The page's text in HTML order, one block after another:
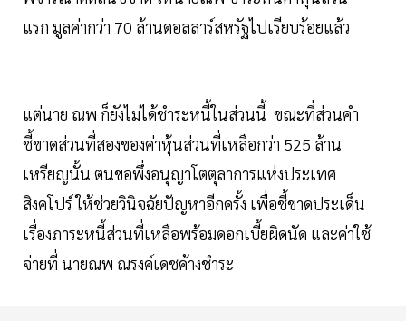
แรก มูลค่ากว่า 70 ล้านดอลลาร์สหรัฐไปเรียบร้อยแล้ว
แต่นาย ณพ ก็ยังไม่ได้ชำระหนี้ในส่วนนี้ ขณะที่ส่วนคำ
ชี้ขาดส่วนที่สองของค่าหุ้นส่วนที่เหลือกว่า 525 ล้าน
เหรียญนั้น ตนขอพึ่งอนุญาโตตุลาการแห่งประเทศ
สิงคโปร์ ให้ช่วยวินิจฉัยปัญหาอีกครั้ง เพื่อชี้ขาดประเด็น
เรื่องภาระหนี้ส่วนที่เหลือพร้อมดอกเบี้ยผิดนัด และค่าใช้
จ่ายที่ นายณพ ณรงค์เดชค้างชำระ